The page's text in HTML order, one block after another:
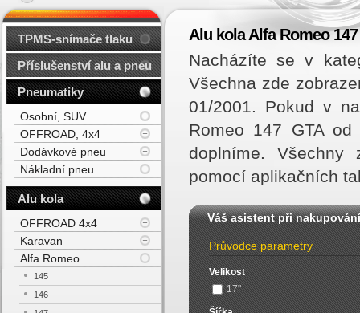
Alu kola Alfa Romeo
Nacházíte se v
Všechna zde
01/2001. Pokud v
Romeo 147 GTA
doplníme. Všechny
pomocí aplikačních
Váš asistent při nakupování
Průvodce parametry
Velikost
17"
TPMS-snímače tlaku
Příslušenství alu a pneu
Pneumatiky
Osobní, SUV
OFFROAD, 4x4
Dodávkové pneu
Nákladní pneu
Alu kola
OFFROAD 4x4
Karavan
Alfa Romeo
145
146